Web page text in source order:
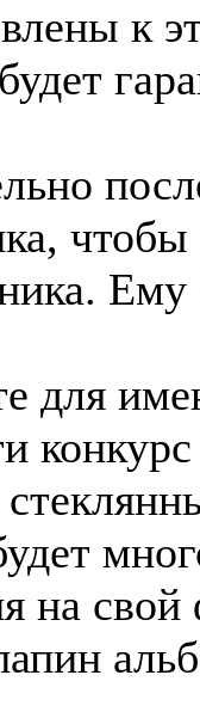
к
Ему
для
на